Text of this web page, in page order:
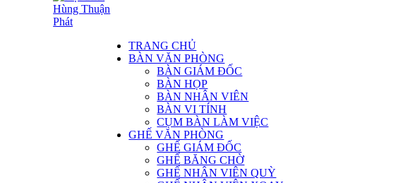
TRANG CHỦ
BÀN VĂN PHÒNG
BÀN GIÁM ĐỐC
BÀN HỌP
BÀN NHÂN VIÊN
BÀN VI TÍNH
CỤM BÀN LÀM VIỆC
GHẾ VĂN PHÒNG
GHẾ GIÁM ĐỐC
GHẾ BĂNG CHỜ
GHẾ NHÂN VIÊN QUỲ